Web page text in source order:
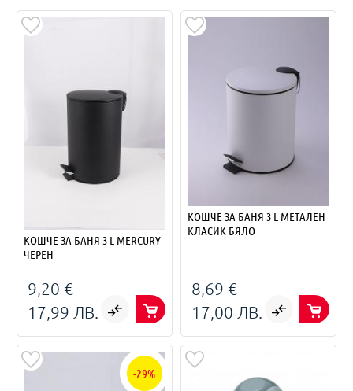
КОШЧЕ ЗА БАНЯ 3 L MERCURY
ЧЕРЕН
9,20 €
17,99 ЛВ.
КОШЧЕ ЗА БАНЯ 3 L МЕТАЛЕН
КЛАСИК БЯЛО
8,69 €
17,00 ЛВ.
-29%